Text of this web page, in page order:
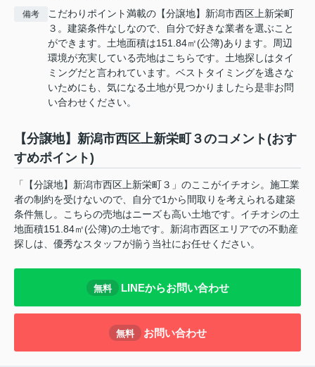
備考
こだわりポイント満載の【分譲地】新潟市西区上新栄町
３。建築条件なしなので、自分で好きな業者を選ぶこと
ができます。土地面積は151.84㎡(公簿)あります。周辺
環境が充実している売地はこちらです。土地探しはタイ
ミングだと言われています。ベストタイミングを逃さな
いためにも、気になる土地が見つかりましたら是非お問
い合わせください。
【分譲地】新潟市西区上新栄町３のコメント(おす
すめポイント)
「【分譲地】新潟市西区上新栄町３」のここがイチオシ。施工業
者の制約を受けないので、自分で1から間取りを考えられる建築
条件無し。こちらの売地はニーズも高い土地です。イチオシの土
地面積151.84㎡(公簿)の土地です。新潟市西区エリアでの不動産
探しは、優秀なスタッフが揃う当社にお任せください。
無料 LINEからお問い合わせ
無料 お問い合わせ